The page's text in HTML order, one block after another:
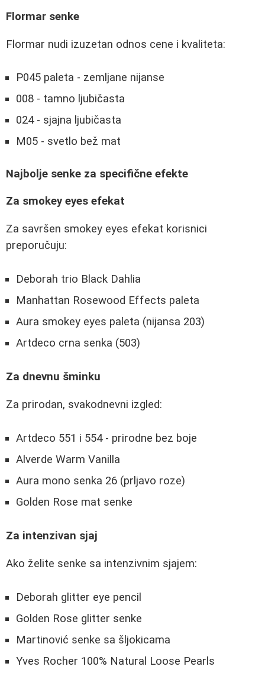
Flormar senke
Flormar nudi izuzetan odnos cene i kvaliteta:
P045 paleta - zemljane nijanse
008 - tamno ljubičasta
024 - sjajna ljubičasta
M05 - svetlo bež mat
Najbolje senke za specifične efekte
Za smokey eyes efekat
Za savršen smokey eyes efekat korisnici
preporučuju:
Deborah trio Black Dahlia
Manhattan Rosewood Effects paleta
Aura smokey eyes paleta (nijansa 203)
Artdeco crna senka (503)
Za dnevnu šminku
Za prirodan, svakodnevni izgled:
Artdeco 551 i 554 - prirodne bez boje
Alverde Warm Vanilla
Aura mono senka 26 (prljavo roze)
Golden Rose mat senke
Za intenzivan sjaj
Ako želite senke sa intenzivnim sjajem:
Deborah glitter eye pencil
Golden Rose glitter senke
Martinović senke sa šljokicama
Yves Rocher 100% Natural Loose Pearls